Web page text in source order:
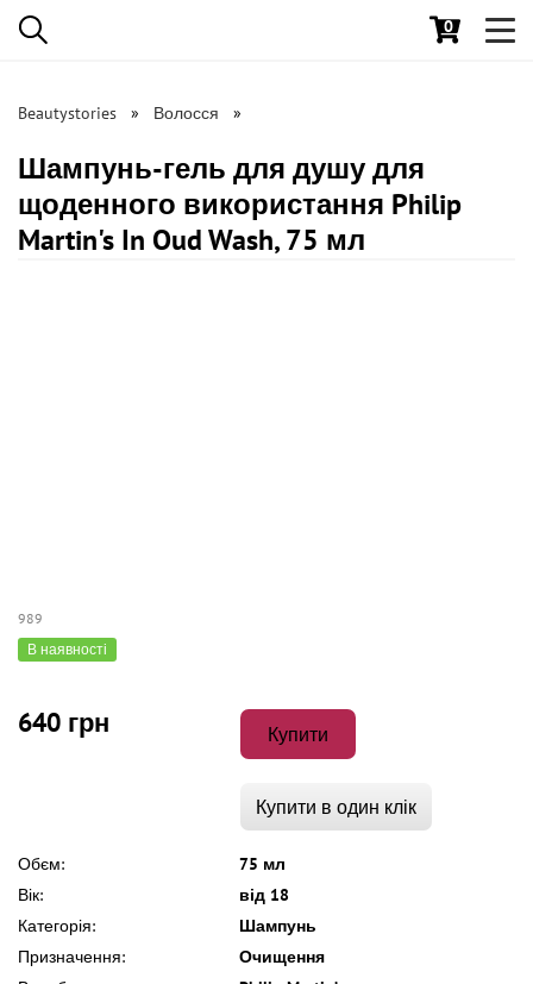
0
Beautystories Волосся
Шампунь-гель для душу для
щоденного використання Philip
Martin's In Oud Wash, 75 мл
989
В наявності
640 грн Купити
Купити в один клік
Обєм:
75 мл
Вік:
від 18
Категорія:
Шампунь
Призначення:
Очищення